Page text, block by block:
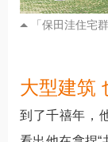
「保田洼住宅
大型建筑
到了千禧年，